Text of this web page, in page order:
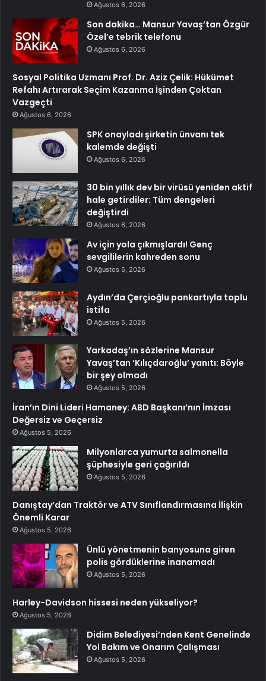
Ağustos 6, 2026
Son dakika… Mansur Yavaş’tan Özgür
Özel’e tebrik telefonu
Ağustos 6, 2026
Sosyal Politika Uzmanı Prof. Dr. Aziz Çelik: Hükümet
Refahı Artırarak Seçim Kazanma İşinden Çoktan
Vazgeçti
Ağustos 6, 2026
SPK onayladı şirketin ünvanı tek
kalemde değişti
Ağustos 6, 2026
30 bin yıllık dev bir virüsü yeniden aktif
hale getirdiler: Tüm dengeleri
değiştirdi
Ağustos 6, 2026
Av için yola çıkmışlardı! Genç
sevgililerin kahreden sonu
Ağustos 5, 2026
Aydın’da Çerçioğlu pankartıyla toplu
istifa
Ağustos 5, 2026
Yarkadaş’ın sözlerine Mansur
Yavaş’tan ‘Kılıçdaroğlu’ yanıtı: Böyle
bir şey olmadı
Ağustos 5, 2026
İran’ın Dini Lideri Hamaney: ABD Başkanı’nın İmzası
Değersiz ve Geçersiz
Ağustos 5, 2026
Milyonlarca yumurta salmonella
şüphesiyle geri çağırıldı
Ağustos 5, 2026
Danıştay’dan Traktör ve ATV Sınıflandırmasına İlişkin
Önemli Karar
Ağustos 5, 2026
Ünlü yönetmenin banyosuna giren
polis gördüklerine inanamadı
Ağustos 5, 2026
Harley-Davidson hissesi neden yükseliyor?
Ağustos 5, 2026
Didim Belediyesi’nden Kent Genelinde
Yol Bakım ve Onarım Çalışması
Ağustos 5, 2026